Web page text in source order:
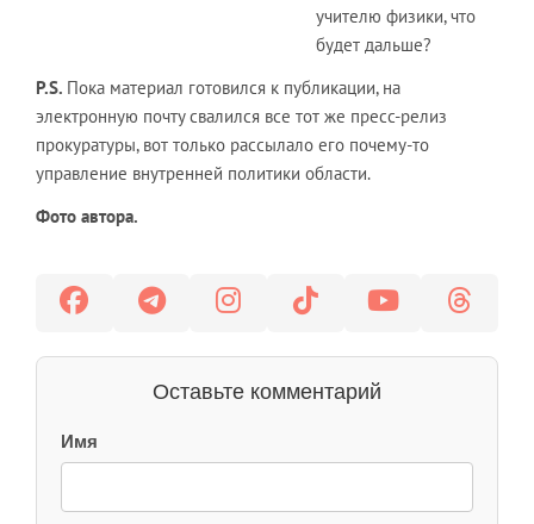
учителю физики, что
будет дальше?
P.S. Пока материал готовился к публикации, на
электронную почту свалился все тот же пресс-релиз
прокуратуры, вот только рассылало его почему-то
управление внутренней политики области.
Фото автора.
Оставьте комментарий
Имя